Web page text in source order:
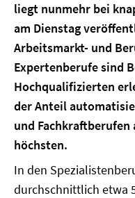
liegt nunmehr bei
am Dienstag
Arbeitsmarkt- und
Expertenberufe sind
Hochqualifizierten
der Anteil
und Fachkraftberufen
höchsten.
In den
durchschnittlich etwa